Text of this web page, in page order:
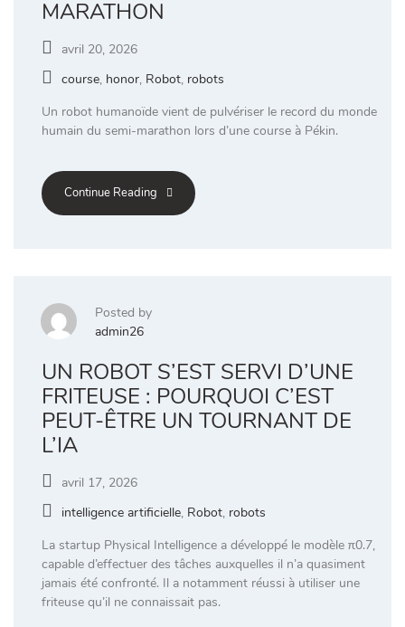
MARATHON
avril 20, 2026
course, honor, Robot, robots
Un robot humanoïde vient de pulvériser le record du monde
humain du semi-marathon lors d’une course à Pékin.
Continue Reading
Posted by
admin26
UN ROBOT S’EST SERVI D’UNE
FRITEUSE : POURQUOI C’EST
PEUT-ÊTRE UN TOURNANT DE
L’IA
avril 17, 2026
intelligence artificielle, Robot, robots
La startup Physical Intelligence a développé le modèle π0.7,
capable d’effectuer des tâches auxquelles il n’a quasiment
jamais été confronté. Il a notamment réussi à utiliser une
friteuse qu’il ne connaissait pas.